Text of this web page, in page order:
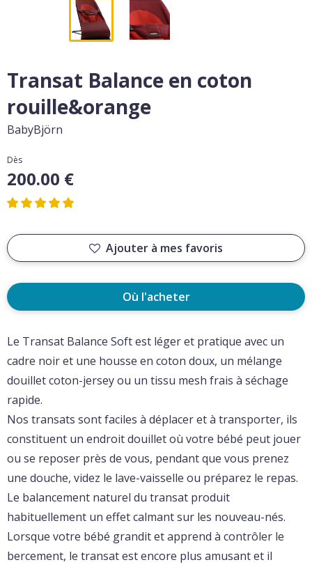
Transat Balance en coton
rouille&orange
BabyBjörn
Dès
200.00 €
Ajouter à mes favoris
Où l'acheter
Le Transat Balance Soft est léger et pratique avec un
cadre noir et une housse en coton doux, un mélange
douillet coton-jersey ou un tissu mesh frais à séchage
rapide.
Nos transats sont faciles à déplacer et à transporter, ils
constituent un endroit douillet où votre bébé peut jouer
ou se reposer près de vous, pendant que vous prenez
une douche, videz le lave-vaisselle ou préparez le repas.
Le balancement naturel du transat produit
habituellement un effet calmant sur les nouveau-nés.
Lorsque votre bébé grandit et apprend à contrôler le
bercement, le transat est encore plus amusant et il